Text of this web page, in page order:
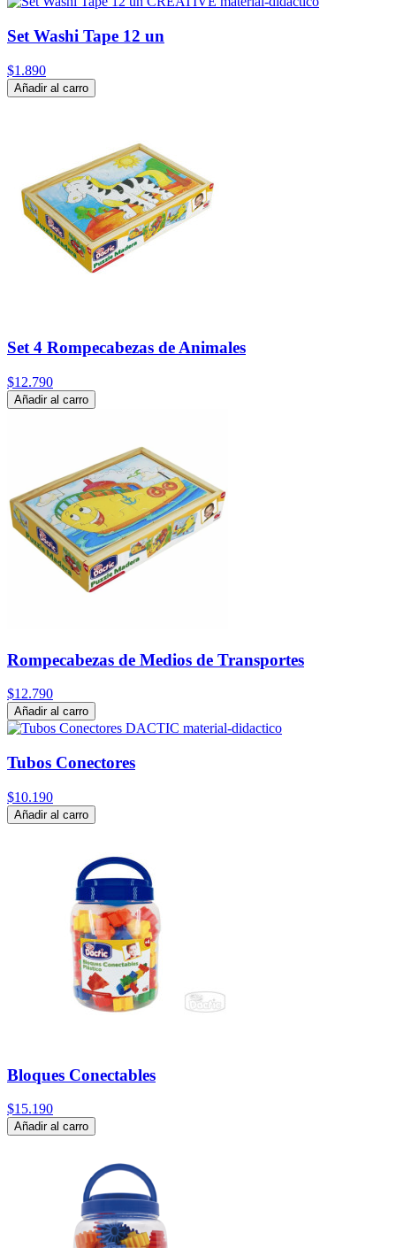
Set Washi Tape 12 un
$1.890
Añadir al carro
Set 4 Rompecabezas de Animales
$12.790
Añadir al carro
Rompecabezas de Medios de Transportes
$12.790
Añadir al carro
Tubos Conectores
$10.190
Añadir al carro
Bloques Conectables
$15.190
Añadir al carro